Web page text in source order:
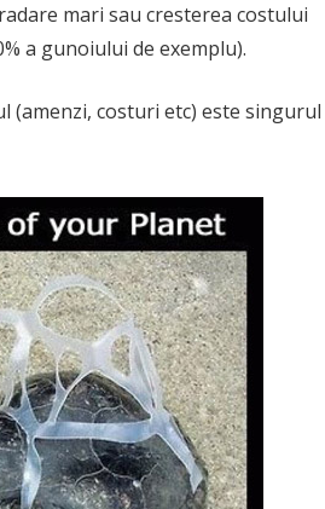
mari sau cresterea costului
a gunoiului de exemplu).
(amenzi, costuri etc) este singurul